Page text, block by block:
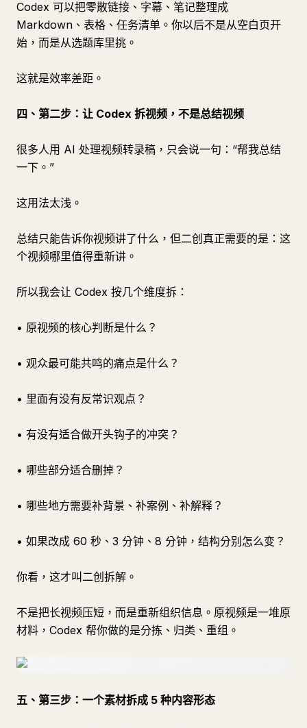
Codex 可以把零散链接、字幕、笔记整理成
Markdown、表格、任务清单。你以后不是从空白页开
始，而是从选题库里挑。
这就是效率差距。
四、第二步：让 Codex 拆视频，不是总结视频
很多人用 AI 处理视频转录稿，只会说一句：“帮我总结
一下。”
这用法太浅。
总结只能告诉你视频讲了什么，但二创真正需要的是：这
个视频哪里值得重新讲。
所以我会让 Codex 按几个维度拆：
• 原视频的核心判断是什么？
• 观众最可能共鸣的痛点是什么？
• 里面有没有反常识观点？
• 有没有适合做开头钩子的冲突？
• 哪些部分适合删掉？
• 哪些地方需要补背景、补案例、补解释？
• 如果改成 60 秒、3 分钟、8 分钟，结构分别怎么变？
你看，这才叫二创拆解。
不是把长视频压短，而是重新组织信息。原视频是一堆原
材料，Codex 帮你做的是分拣、归类、重组。
五、第三步：一个素材拆成 5 种内容形态